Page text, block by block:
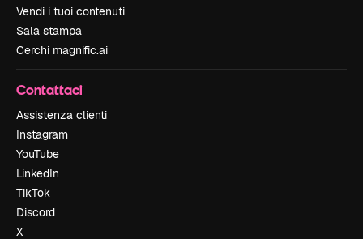
Vendi i tuoi contenuti
Sala stampa
Cerchi magnific.ai
Contattaci
Assistenza clienti
Instagram
YouTube
LinkedIn
TikTok
Discord
X